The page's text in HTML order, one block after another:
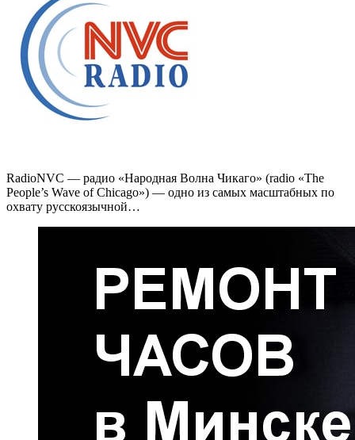
RadioNVC — радио «Народная Волна Чикаго» (radio «The
People’s Wave of Chicago») — одно из самых масштабных по
охвату русскоязычной…